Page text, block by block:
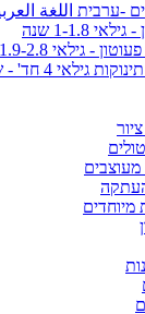
-ערבית اللغة
1-1.8 שנה
- גילאי 1.9-2.8 שנה
גילאי 4 חד' - שנה
מיוחדים